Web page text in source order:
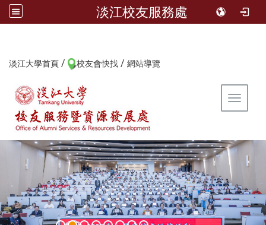
淡江校友服務處
淡江大學首頁 / 校友會快找 / 網站導覽
Toggle